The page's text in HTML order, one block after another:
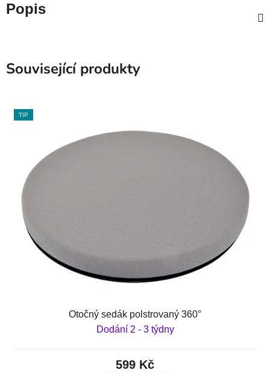
Popis
Související produkty
TIP
Otočný sedák polstrovaný 360°
Dodání 2 - 3 týdny
599 Kč